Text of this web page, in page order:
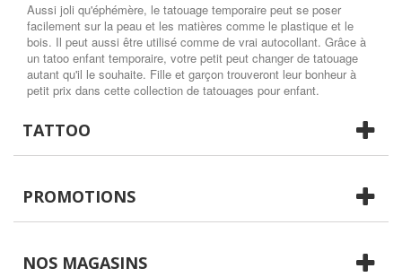
Aussi joli qu'éphémère, le tatouage temporaire peut se poser
facilement sur la peau et les matières comme le plastique et le
bois. Il peut aussi être utilisé comme de vrai autocollant. Grâce à
un tatoo enfant temporaire, votre petit peut changer de tatouage
autant qu'il le souhaite. Fille et garçon trouveront leur bonheur à
petit prix dans cette collection de tatouages pour enfant.
TATTOO
PROMOTIONS
NOS MAGASINS